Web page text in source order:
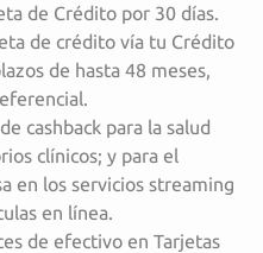
de Crédito por 30 días.
de crédito vía tu Crédito
de hasta 48 meses,
cashback para la salud
clínicos; y para el
en los servicios streaming
en línea.
de efectivo en Tarjetas